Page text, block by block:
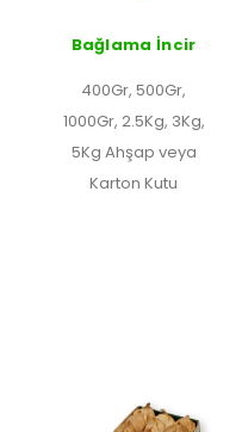
Bağlama İncir
400Gr, 500Gr,
1000Gr, 2.5Kg, 3Kg,
5Kg Ahşap veya
Karton Kutu